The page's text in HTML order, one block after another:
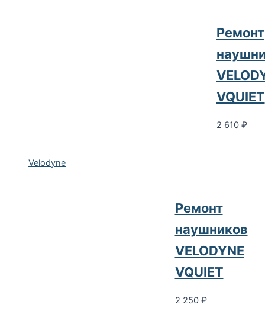
Velodyne
Ремонт
VQUIET
2 610 ₽
Ремонт
наушников
VELODYNE
VQUIET
2 250 ₽